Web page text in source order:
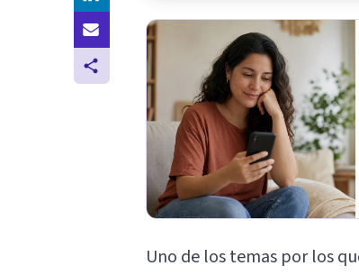
Uno de los temas por los